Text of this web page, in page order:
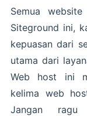
Semua
Siteground ini,
kepuasan dari
utama dari
Web host ini
kelima web
Jangan